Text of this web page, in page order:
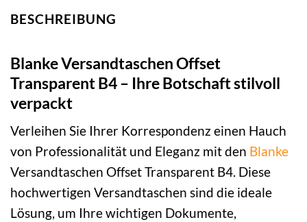
BESCHREIBUNG
Blanke Versandtaschen Offset
Transparent B4 – Ihre Botschaft stilvoll
verpackt
Verleihen Sie Ihrer Korrespondenz einen Hauch
von Professionalität und Eleganz mit den Blanke
Versandtaschen Offset Transparent B4. Diese
hochwertigen Versandtaschen sind die ideale
Lösung, um Ihre wichtigen Dokumente,